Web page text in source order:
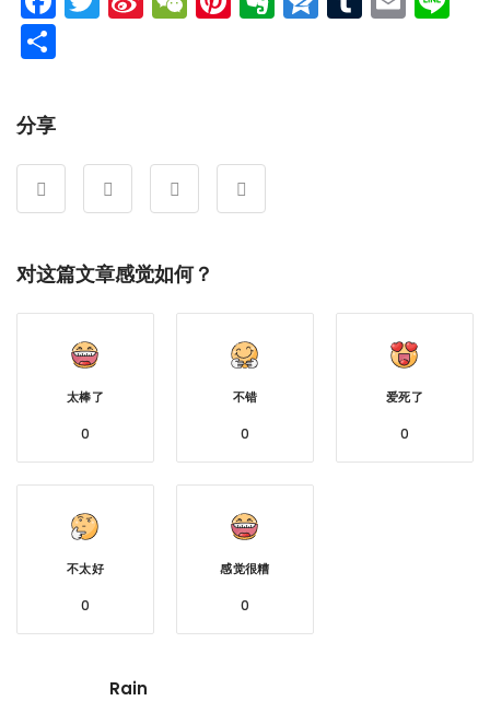
Weibo
分享
对这篇文章感觉如何？
太棒了
0
不错
0
爱死了
0
不太好
0
感觉很糟
0
Rain